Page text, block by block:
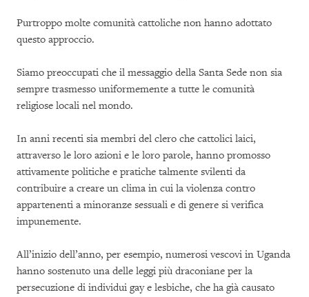
Purtroppo molte comunità cattoliche non hanno adottato
questo approccio.
Siamo preoccupati che il messaggio della Santa Sede non sia
sempre trasmesso uniformemente a tutte le comunità
religiose locali nel mondo.
In anni recenti sia membri del clero che cattolici laici,
attraverso le loro azioni e le loro parole, hanno promosso
attivamente politiche e pratiche talmente svilenti da
contribuire a creare un clima in cui la violenza contro
appartenenti a minoranze sessuali e di genere si verifica
impunemente.
All’inizio dell’anno, per esempio, numerosi vescovi in Uganda
hanno sostenuto una delle leggi più draconiane per la
persecuzione di individui gay e lesbiche, che ha già causato